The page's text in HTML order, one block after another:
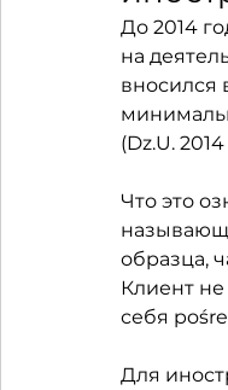
До 2014
на
вносился
(Dz.U.
Что это
образца,
Клиент не
себя
Для